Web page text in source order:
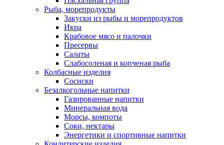
Рыба, морепродукты
Закуски из рыбы и морепродуктов
Икра
Крабовое мясо и палочки
Пресервы
Салаты
Слабосоленая и копченая рыба
Колбасные изделия
Сосиски
Безалкогольные напитки
Газированные напитки
Минеральная вода
Морсы, компоты
Соки, нектары
Энергетики и спортивные напитки